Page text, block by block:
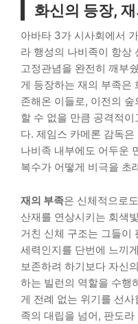
화신의 등장,
아바타 3가 시사회에서
라 행성의 나비족이 항상
고정관념을 완전히 깨부
게 등장하는 재의 부족은
존해온 이들로, 이전의
할 수 없을 만큼 공격적
다. 제임스 카메론 감독
나비족 내부에도 어두운
복수가 어떻게 비극을 초
재의 부족은 신체적으로
산재를 연상시키는 회색
거친 신체 구조는 그들이
세력인지를 단번에 느끼
보존하려 하기보다 자신
하는 빌런의 역할을 수행
게 전례 없는 위기를 선
족의 대립을 넘어, 판도